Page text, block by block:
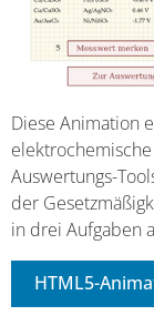
Diese Animation
Auswertungs-
der
in drei Aufgaben
HTML5-